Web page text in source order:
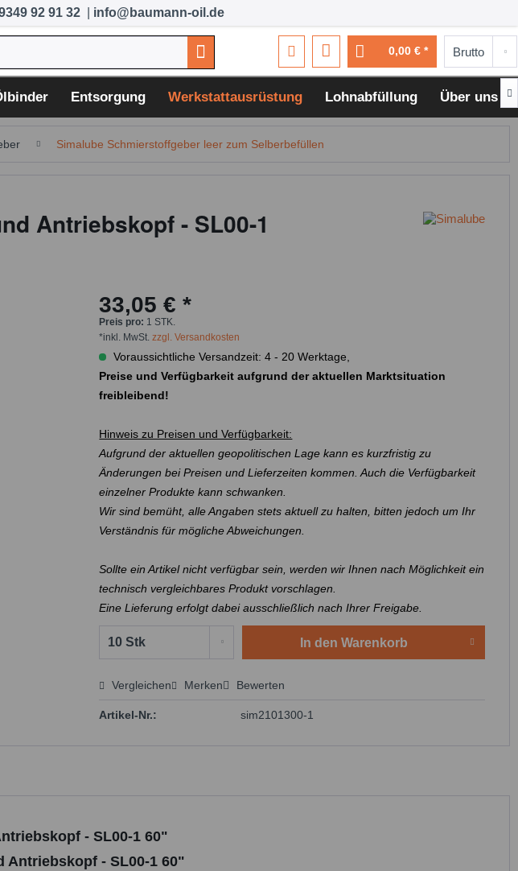
92 91 32 info@baumann-oil.de
0,00 € *
Entsorgung Werkstattausrüstung Lohnabfüllung Über uns 
Simalube Schmierstoffgeber leer zum Selberbefüllen
Antriebskopf - SL00-1
33,05 € *
Preis pro: 1 STK.
*inkl. MwSt.zzgl. Versandkosten
Voraussichtliche Versandzeit: 4 - 20 Werktage,
Preise und Verfügbarkeit aufgrund der aktuellen Marktsituation
freibleibend!
Hinweis zu Preisen und Verfügbarkeit:
Aufgrund der aktuellen geopolitischen Lage kann es kurzfristig zu
Änderungen bei Preisen und Lieferzeiten kommen. Auch die Verfügbarkeit
einzelner Produkte kann schwanken.
Wir sind bemüht, alle Angaben stets aktuell zu halten, bitten jedoch um Ihr
Verständnis für mögliche Abweichungen.
Sollte ein Artikel nicht verfügbar sein, werden wir Ihnen nach Möglichkeit ein
technisch vergleichbares Produkt vorschlagen.
Eine Lieferung erfolgt dabei ausschließlich nach Ihrer Freigabe.
In den Warenkorb
Preis anfragen
Vergleichen Merken Bewerten
Artikel-Nr.: sim2101300-1
- SL00-1 60"
Antriebskopf - SL00-1 60"